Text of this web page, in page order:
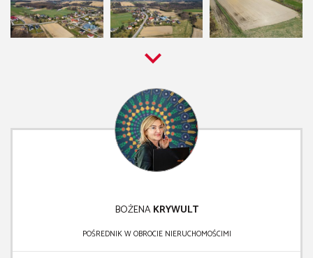
BOŻENAKRYWULT
POŚREDNIK W OBROCIE NIERUCHOMOŚCIMI